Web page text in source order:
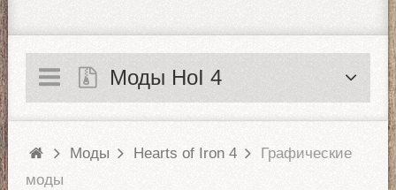
Моды HoI 4
Моды Hearts of Iron 4
Графические
моды